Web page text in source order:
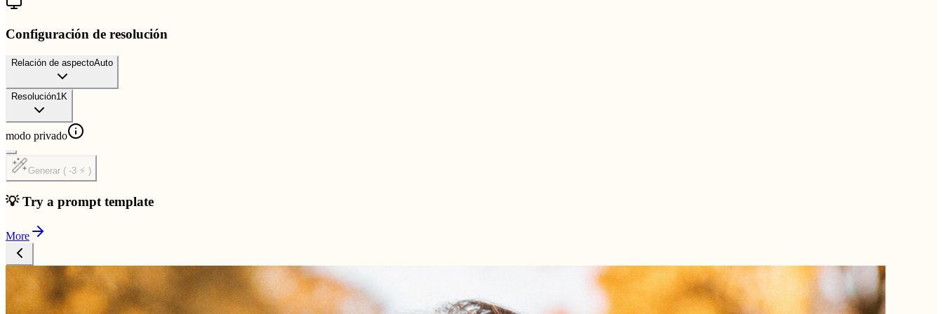
Configuración de resolución
Relación de aspectoAuto
Resolución1K
modo privado
Generar ( -3 ⚡ )
💡 Try a prompt template
More